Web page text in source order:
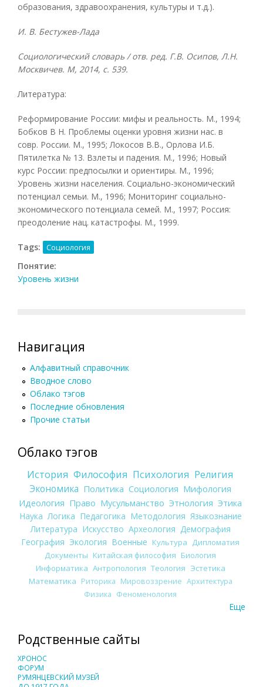
образования, здравоохранения, культуры и т.д.).
И. В. Бестужев-Лада
Социологический словарь / отв. ред. Г.В. Осипов, Л.Н.
Москвичев. М, 2014, с. 539.
Литература:
Реформирование России: мифы и реальность. М., 1994;
Бобков В Н. Проблемы оценки уровня жизни нас. в
совр. России. М., 1995; Локосов В.В., Орлова И.Б.
Пятилетка № 13. Взлеты и падения. М., 1996; Новый
курс России: предпосылки и ориентиры. М., 1996;
Уровень жизни населения. Социально-экономический
потенциал семьи. М., 1996; Мониторинг социально-
экономического потенциала семей. М., 1997; Россия:
преодоление нац. катастрофы. М., 1999.
Tags: Социология
Понятие:
Уровень жизни
Навигация
Алфавитный справочник
Вводное слово
Облако тэгов
Последние обновления
Прочие статьи
Облако тэгов
История Философия Психология Религия
Экономика Политика Социология Мифология
Идеология Право Мусульманство Этнология Этика
Наука Логика Педагогика Методология Языкознание
Литература Искусство Археология Демография
География Экология Военные Культура
Дипломатия
Документы Китайская философия Биология
Информатика Антропология Теология Эстетика
Математика Риторика Мировоззрение Архитектура
Физика Феноменология
Еще
Родственные сайты
ХРОНОС
ФОРУМ
РУМЯНЦЕВСКИЙ МУЗЕЙ